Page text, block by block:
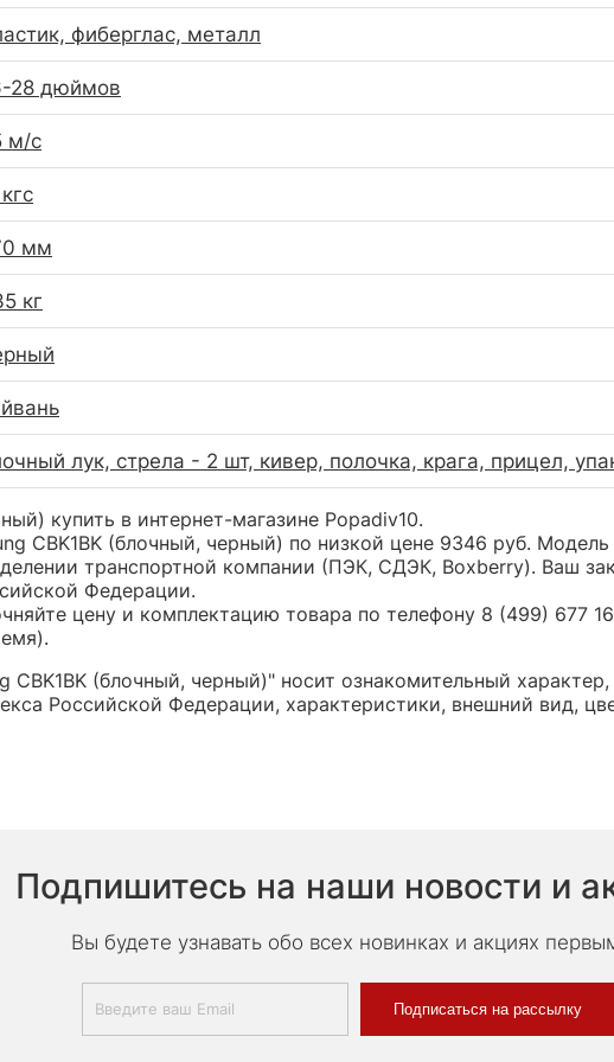
фиберглас, металл
28 дюймов
м/с
мм
кг
лук, стрела - 2 шт, кивер, полочка, крага, прицел,
купить в интернет-магазине Popadiv10.
CBK1BK (блочный, черный) по низкой цене 9346 руб.
транспортной компании (ПЭК, СДЭК, Boxberry). Ваш
Федерации.
цену и комплектацию товара по телефону 8 (499) 677
(блочный, черный)" носит ознакомительный
Российской Федерации, характеристики, внешний вид,
Подпишитесь на наши новости и
Вы будете узнавать обо всех новинках и акциях
Подписаться на рассылку